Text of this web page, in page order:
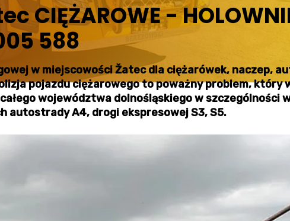
CIĘŻAROWE -
588
w miejscowości Žatec dla ciężarówek, naczep,
pojazdu ciężarowego to poważny problem, który
województwa dolnośląskiego w szczególności
autostrady A4, drogi ekspresowej S3, S5.